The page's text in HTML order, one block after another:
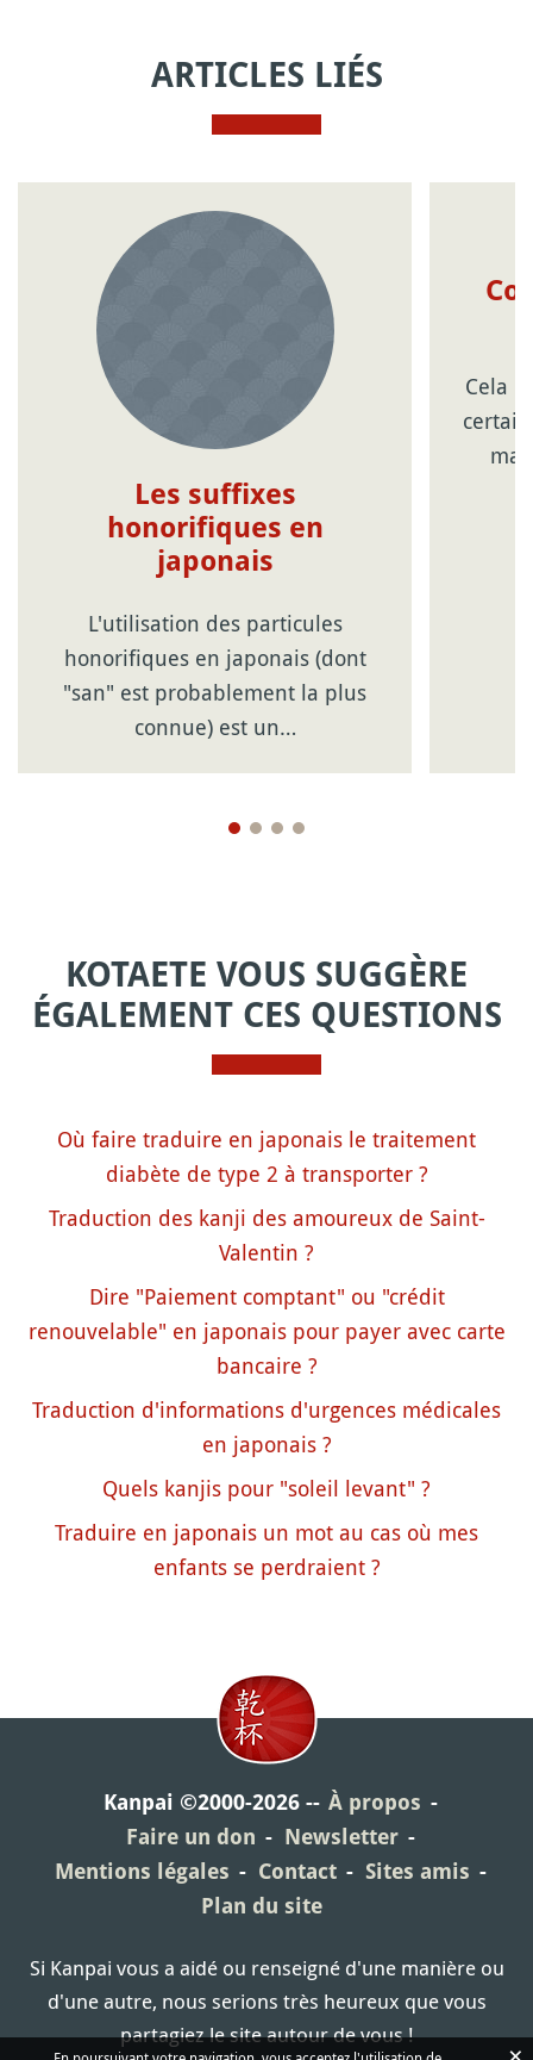
ARTICLES LIÉS
Les suffixes
honorifiques en
japonais
L'utilisation des particules
honorifiques en japonais (dont
"san" est probablement la plus
connue) est un…
Cela
KOTAETE VOUS SUGGÈRE
ÉGALEMENT CES QUESTIONS
Où faire traduire en japonais le traitement
diabète de type 2 à transporter ?
Traduction des kanji des amoureux de Saint-
Valentin ?
Dire "Paiement comptant" ou "crédit
renouvelable" en japonais pour payer avec carte
bancaire ?
Traduction d'informations d'urgences médicales
en japonais ?
Quels kanjis pour "soleil levant" ?
Traduire en japonais un mot au cas où mes
enfants se perdraient ?
Kanpai ©2000-2026
À propos
Faire un don
Newsletter
Mentions légales
Contact
Sites amis
Plan du site
Si Kanpai vous a aidé ou renseigné d'une manière ou
d'une autre, nous serions très heureux que vous
partagiez le site autour de vous !